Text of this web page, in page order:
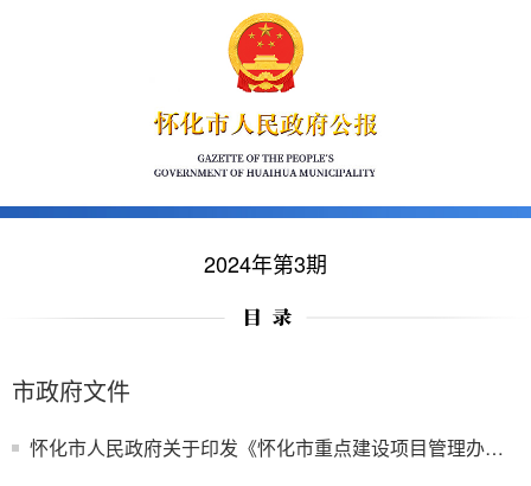
2024年第3期
市政府文件
怀化市人民政府关于印发《怀化市重点建设项目管理办法》的通知